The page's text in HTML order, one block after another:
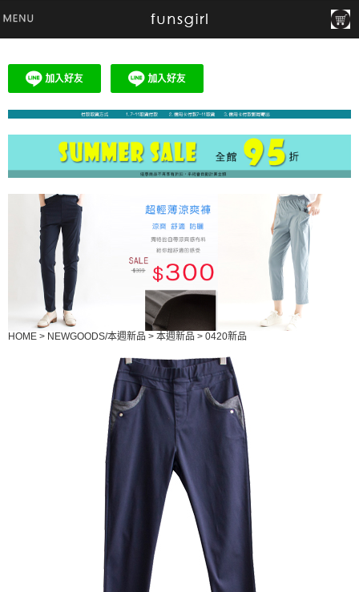
HOME > NEWGOODS/本週新品 > 本週新品 > 0420新品